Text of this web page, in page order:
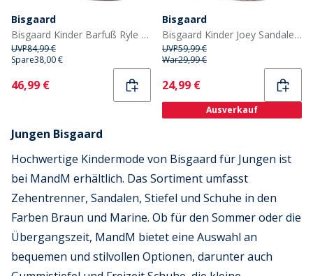
Bisgaard
Bisgaard Kinder Barfuß Ryle Sandalen Violet
UVP84,99 €
Spare38,00 €
Current
46,99 €
Bisgaard
Bisgaard Kinder Joey Sandalen Blau
UVP59,99 €
War29,99 €
Current
24,99 €
Ausverkauf
Jungen Bisgaard
Hochwertige Kindermode von Bisgaard für Jungen ist
bei MandM erhältlich. Das Sortiment umfasst
Zehentrenner, Sandalen, Stiefel und Schuhe in den
Farben Braun und Marine. Ob für den Sommer oder die
Übergangszeit, MandM bietet eine Auswahl an
bequemen und stilvollen Optionen, darunter auch